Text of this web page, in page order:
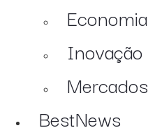
Economia
Inovação
Mercados
BestNews